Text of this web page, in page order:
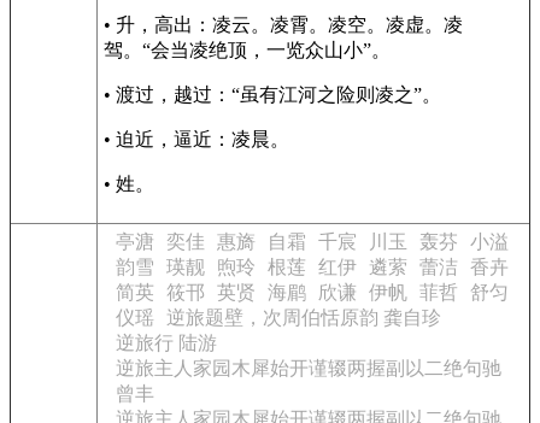
• 升，高出：凌云。凌霄。凌空。凌虚。凌
驾。“会当凌绝顶，一览众山小”。
• 渡过，越过：“虽有江河之险则凌之”。
• 迫近，逼近：凌晨。
• 姓。
亭溏 奕佳 惠旖 自霜 千宸 川玉 轰芬
小溢
韵雪
瑛靓 煦玲 根莲 红伊 遴萦 蕾洁
香卉
简英
筱邗 英贤 海鹛 欣谦 伊帆 菲哲
舒匀
仪瑶
逆旅题壁，次周伯恬原韵 龚自珍
逆旅行 陆游
逆旅主人家园木犀始开谨辍两握副以二绝句驰
曾丰
逆旅主人家园木犀始开谨辍两握副以二绝句驰